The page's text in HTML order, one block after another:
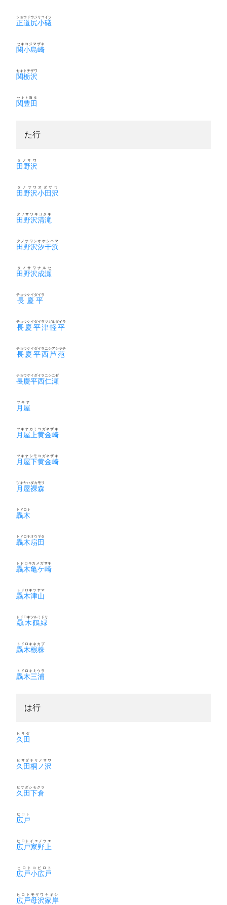
正道尻小礒
ショウドウジリコイソ
関小島崎
セキコジマザキ
関栃沢
セキトチザワ
関豊田
セキトヨタ
た行
田野沢
タノサワ
田野沢小田沢
タノサワオダザワ
田野沢清滝
タノサワキヨタキ
田野沢汐干浜
タノサワシオホシハマ
田野沢成瀬
タノサワナルセ
長慶平
チョウケイダイラ
長慶平津軽平
チョウケイダイラツガルダイラ
長慶平西芦萢
チョウケイダイラニシアシヤチ
長慶平西仁瀬
チョウケイダイラニシニゼ
月屋
ツキヤ
月屋上黄金崎
ツキヤカミコガネザキ
月屋下黄金崎
ツキヤシモコガネザキ
月屋裸森
ツキヤハダカモリ
驫木
トドロキ
驫木扇田
トドロキオウギタ
驫木亀ケ崎
トドロキカメガサキ
驫木津山
トドロキツヤマ
驫木鶴緑
トドロキツルミドリ
驫木根株
トドロキネカブ
驫木三浦
トドロキミウラ
は行
久田
ヒサダ
久田桐ノ沢
ヒサダキリノサワ
久田下倉
ヒサダシモクラ
広戸
ヒロト
広戸家野上
ヒロトイエノウエ
広戸小広戸
ヒロトコビロト
広戸母沢家岸
ヒロトモザワヤギシ